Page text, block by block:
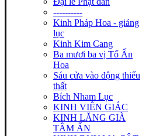
----------
Kinh Pháp Hoa - giảng
lục
Kinh Kim Cang
Ba mươi ba vị Tổ Ấn
Hoa
Sáu cửa vào động thiếu
thất
Bích Nham Lục
KINH VIÊN GIÁC
KINH LĂNG GIÀ
TÂM ẤN